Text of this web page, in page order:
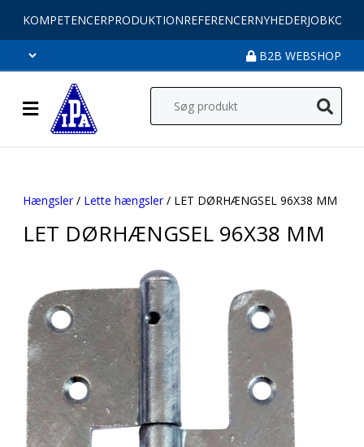
KOMPETENCERPRODUKTIONREFERENCERNYHEDERJOB
B2B WEBSHOP
Hængsler/ Lette hængsler/ LET DØRHÆNGSEL 96X38 MM
LET DØRHÆNGSEL 96X38 MM